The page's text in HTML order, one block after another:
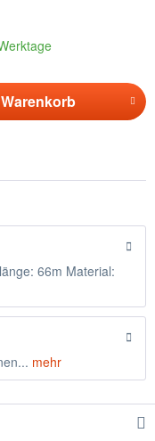
Warenkorb
66m Material:
mehr